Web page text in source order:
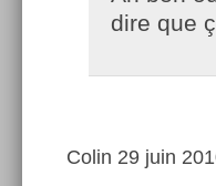
dire que
Colin 29 juin